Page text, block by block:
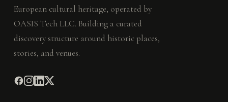
European cultural heritage, operated by
OASIS Tech LLC. Building a curated
discovery structure around historic places,
stories, and venues.